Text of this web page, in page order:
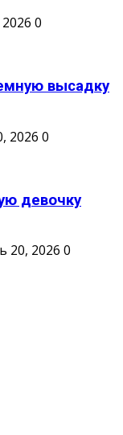
0
высадку
2026 0
девочку
20, 2026 0